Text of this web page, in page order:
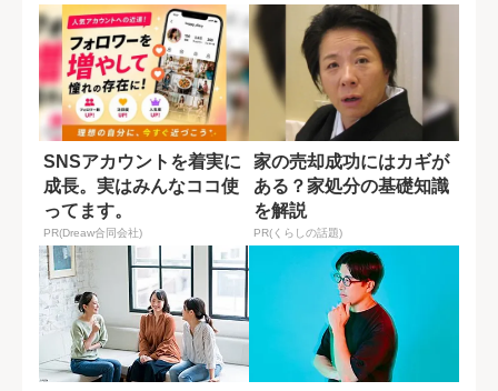
SNSアカウントを着実に
成長。実はみんなココ使
ってます。
PR(Dreaw合同会社)
家の売却成功にはカギが
ある？家処分の基礎知識
を解説
PR(くらしの話題)